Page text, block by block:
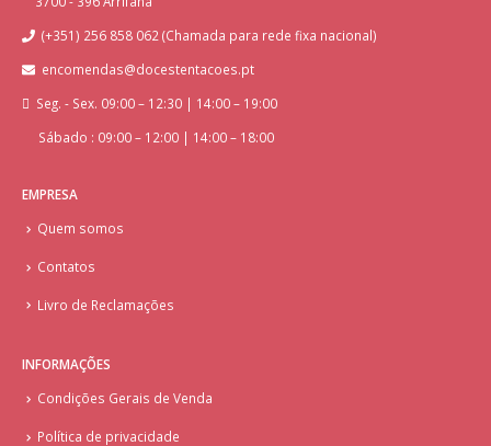
(+351) 256 858 062 (Chamada para rede fixa nacional)
encomendas@docestentacoes.pt
Seg. - Sex. 09:00 – 12:30 | 14:00 – 19:00
Sábado : 09:00 – 12:00 | 14:00 – 18:00
EMPRESA
Quem somos
Contatos
Livro de Reclamações
INFORMAÇÕES
Condições Gerais de Venda
Política de privacidade